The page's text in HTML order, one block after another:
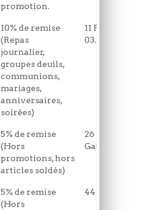
promotion.
10% de remise
(Repas
journalier,
groupes deuils,
communions,
mariages,
anniversaires,
soirées)
11 Place de la
03.21.94.32.70
5% de remise
(Hors
promotions, hors
articles soldés)
26 Place du
Gaulle
5% de remise
(Hors
44 Bd de